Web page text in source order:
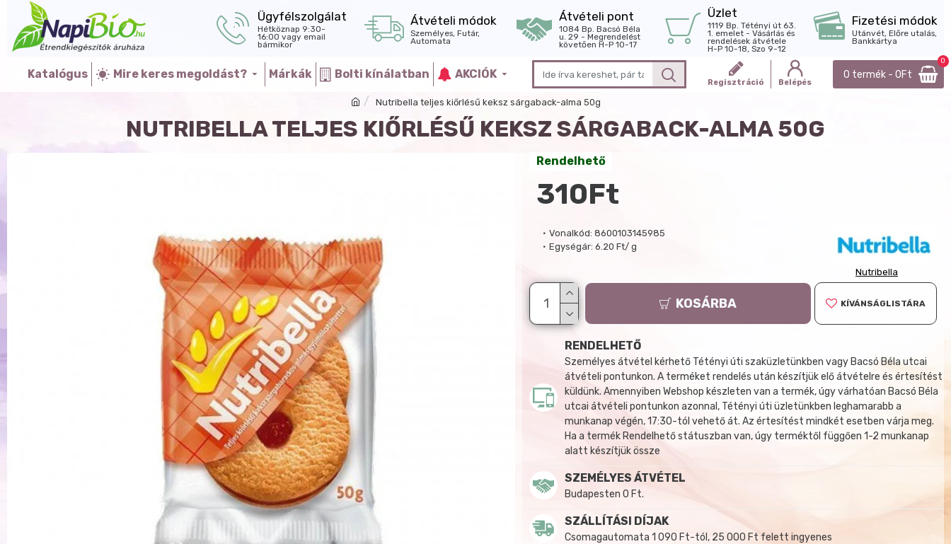
Ügyfélszolgálat
Hétköznap 9:30-
16:00 vagy email
bármikor
Átvételi módok
Személyes, Futár,
Automata
Átvételi pont
1084 Bp. Bacsó Béla
u. 29 - Megrendelést
követően H-P 10-17
Üzlet
1119 Bp. Tétényi út 63.
1. emelet - Vásárlás és
rendelések átvétele
H-P 10-18, Szo 9-12
Fizetési módok
Utánvét, Előre utalás,
Bankkártya
Katalógus Mire keres megoldást? Márkák Bolti kínálatban AKCIÓK
Regisztráció Belépés
0 termék - 0Ft
0
Nutribella teljes kiőrlésű keksz sárgaback-alma 50g
NUTRIBELLA TELJES KIŐRLÉSŰ KEKSZ SÁRGABACK-ALMA 50G
Vonalkód: 8600103145985
Egységár: 6.20 Ft/ g
Nutribella
Rendelhető
310Ft
KOSÁRBA KÍVÁNSÁGLISTÁRA
RENDELHETŐ
Személyes átvétel kérhető Tétényi úti szaküzletünkben vagy Bacsó Béla utcai
átvételi pontunkon. A terméket rendelés után készítjük elő átvételre és értesítést
küldünk. Amennyiben Webshop készleten van a termék, úgy várhatóan Bacsó Béla
utcai átvételi pontunkon azonnal, Tétényi úti üzletünkben leghamarabb a
munkanap végén, 17:30-tól vehető át. Az értesítést mindkét esetben várja meg.
Ha a termék Rendelhető státuszban van, úgy terméktől függően 1-2 munkanap
alatt készítjük össze
SZEMÉLYES ÁTVÉTEL
Budapesten 0 Ft.
SZÁLLÍTÁSI DÍJAK
Csomagautomata 1 090 Ft-tól, 25 000 Ft felett ingyenes